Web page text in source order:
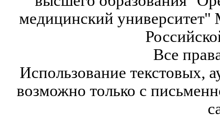
медицинский университет"
Все
Использование текстовых,
возможно только с